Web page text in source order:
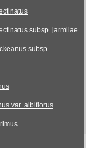
subsp. jarmilae
subsp.
var. albiflorus